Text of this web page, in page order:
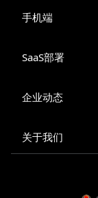
手机端
SaaS部署
企业动态
关于我们